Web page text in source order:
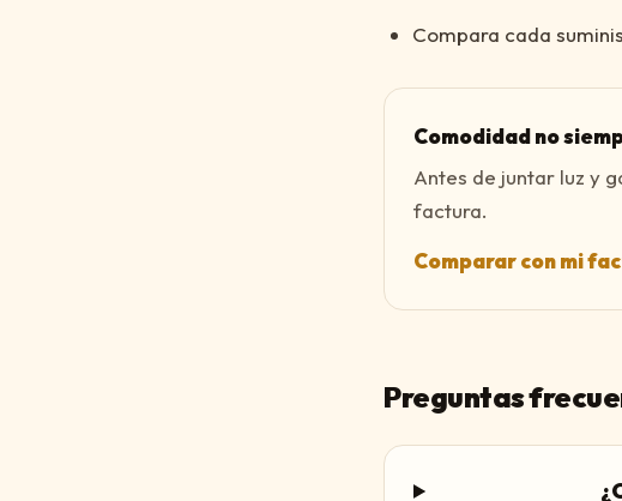
Compara cada
Comodidad no
Antes de juntar luz y
factura.
Comparar con mi
Preguntas